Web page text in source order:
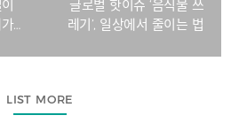
글로벌 핫이슈 ‘음식물 쓰
레기’, 일상에서 줄이는 법
LIST MORE